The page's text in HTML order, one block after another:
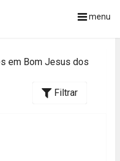
menu
em Bom Jesus dos
Filtrar